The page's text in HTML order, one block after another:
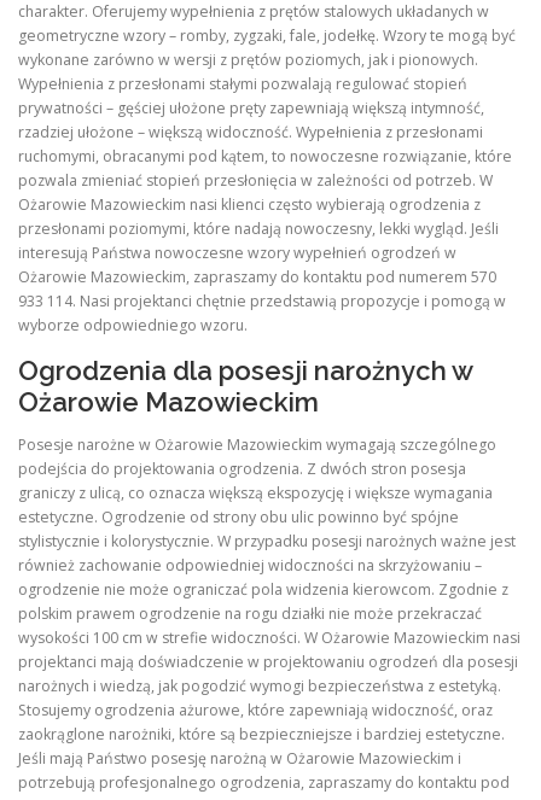
charakter. Oferujemy wypełnienia z prętów stalowych układanych w
geometryczne wzory – romby, zygzaki, fale, jodełkę. Wzory te mogą być
wykonane zarówno w wersji z prętów poziomych, jak i pionowych.
Wypełnienia z przesłonami stałymi pozwalają regulować stopień
prywatności – gęściej ułożone pręty zapewniają większą intymność,
rzadziej ułożone – większą widoczność. Wypełnienia z przesłonami
ruchomymi, obracanymi pod kątem, to nowoczesne rozwiązanie, które
pozwala zmieniać stopień przesłonięcia w zależności od potrzeb. W
Ożarowie Mazowieckim nasi klienci często wybierają ogrodzenia z
przesłonami poziomymi, które nadają nowoczesny, lekki wygląd. Jeśli
interesują Państwa nowoczesne wzory wypełnień ogrodzeń w
Ożarowie Mazowieckim, zapraszamy do kontaktu pod numerem 570
933 114. Nasi projektanci chętnie przedstawią propozycje i pomogą w
wyborze odpowiedniego wzoru.
Ogrodzenia dla posesji narożnych w
Ożarowie Mazowieckim
Posesje narożne w Ożarowie Mazowieckim wymagają szczególnego
podejścia do projektowania ogrodzenia. Z dwóch stron posesja
graniczy z ulicą, co oznacza większą ekspozycję i większe wymagania
estetyczne. Ogrodzenie od strony obu ulic powinno być spójne
stylistycznie i kolorystycznie. W przypadku posesji narożnych ważne jest
również zachowanie odpowiedniej widoczności na skrzyżowaniu –
ogrodzenie nie może ograniczać pola widzenia kierowcom. Zgodnie z
polskim prawem ogrodzenie na rogu działki nie może przekraczać
wysokości 100 cm w strefie widoczności. W Ożarowie Mazowieckim nasi
projektanci mają doświadczenie w projektowaniu ogrodzeń dla posesji
narożnych i wiedzą, jak pogodzić wymogi bezpieczeństwa z estetyką.
Stosujemy ogrodzenia ażurowe, które zapewniają widoczność, oraz
zaokrąglone narożniki, które są bezpieczniejsze i bardziej estetyczne.
Jeśli mają Państwo posesję narożną w Ożarowie Mazowieckim i
potrzebują profesjonalnego ogrodzenia, zapraszamy do kontaktu pod